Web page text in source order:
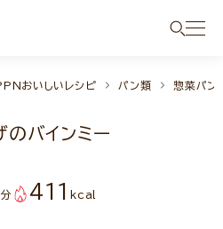
おいしいレシピ パン類 惣菜パン
のバインミー
分 411kcal